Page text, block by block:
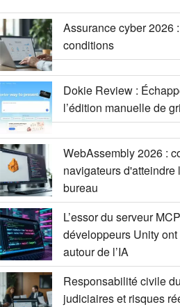
Assurance cyber 2026
conditions
Dokie Review :
l’édition manuelle de
WebAssembly 2026 :
navigateurs
bureau
L’essor du serveur
développeurs Unity
autour de l’IA
Responsabilité civile
judiciaires et risques